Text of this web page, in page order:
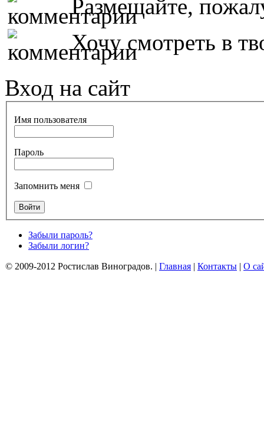
Размещайте,
Хочу смотреть в
Вход на сайт
Имя пользователя
Пароль
Запомнить меня
Забыли пароль?
Забыли логин?
© 2009-2012 Ростислав Виноградов. | Главная | Контакты | О